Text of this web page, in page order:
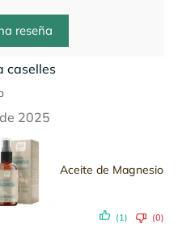
reseña
caselles
2025
Aceite de Magnesio
(1) (0)